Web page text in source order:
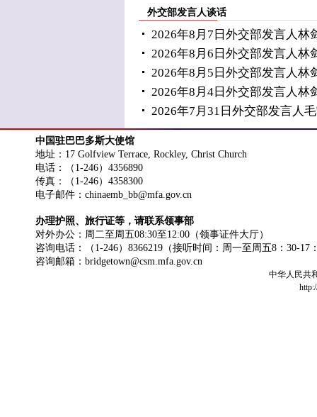
外交部发言人谈话
2026年8月7日外交部发言人林
2026年8月6日外交部发言人林
2026年8月5日外交部发言人林
2026年8月4日外交部发言人林
2026年7月31日外交部发言人
中国驻巴巴多斯大使馆
地址：17 Golfview Terrace, Rockley, Christ Church
电话：（1-246）4356890
传真：（1-246）4358300
电子邮件：chinaemb_bb@mfa.gov.cn
办理护照、旅行证等，请联系领事部
对外办公：周二至周五08:30至12:00（领事证件大厅）
咨询电话：（1-246）8366219（接听时间：周一至周五8：30-17
咨询邮箱：bridgetown@csm.mfa.gov.cn
中华人民共